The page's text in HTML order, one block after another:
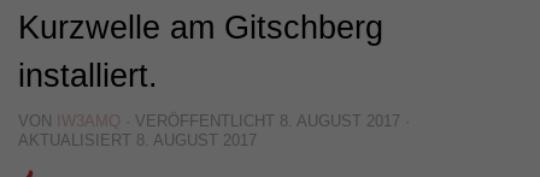
Kurzwelle am Gitschberg
installiert.
VON IW3AMQ · VERÖFFENTLICHT 8. AUGUST 2017 ·
AKTUALISIERT 8. AUGUST 2017